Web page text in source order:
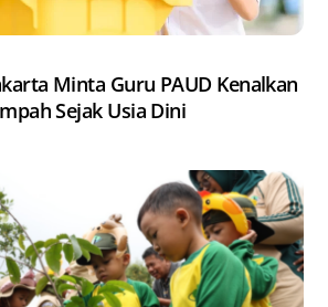
Minta Guru PAUD Kenalkan
Sejak Usia Dini